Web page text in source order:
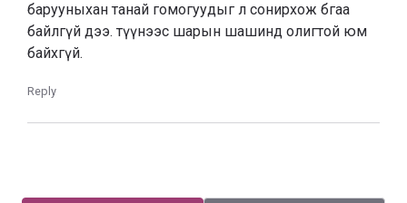
барууныхан танай гомогуудыг л сонирхож бгаа
байлгүй дээ. түүнээс шарын шашинд олигтой юм
байхгүй.
Reply